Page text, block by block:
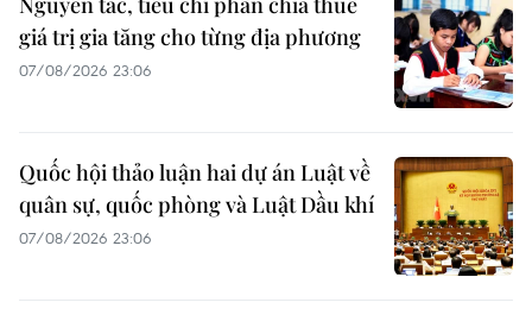
giá trị gia tăng cho từng địa phương
07/08/2026 23:06
Quốc hội thảo luận hai dự án Luật về
quân sự, quốc phòng và Luật Dầu khí
07/08/2026 23:06